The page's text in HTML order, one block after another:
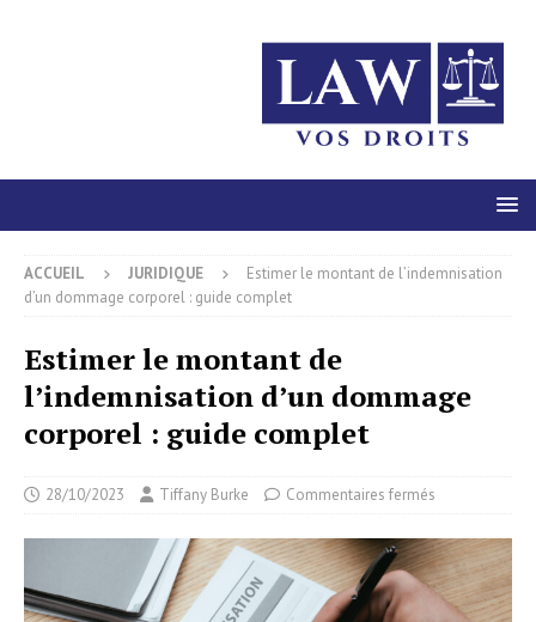
ACCUEIL JURIDIQUE
Estimer le montant de l’indemnisation
d’un dommage corporel : guide complet
Estimer le montant de
l’indemnisation d’un dommage
corporel : guide complet
28/10/2023 Tiffany Burke Commentaires fermés